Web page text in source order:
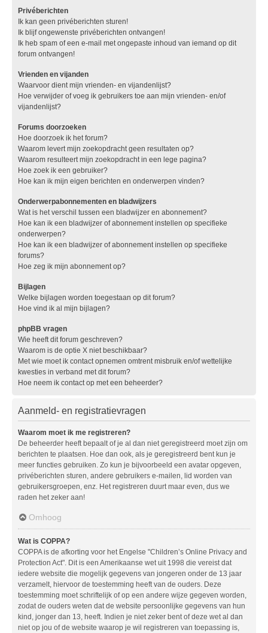
Privéberichten
Ik kan geen privéberichten sturen!
Ik blijf ongewenste privéberichten ontvangen!
Ik heb spam of een e-mail met ongepaste inhoud van iemand op dit
forum ontvangen!
Vrienden en vijanden
Waarvoor dient mijn vrienden- en vijandenlijst?
Hoe verwijder of voeg ik gebruikers toe aan mijn vrienden- en/of
vijandenlijst?
Forums doorzoeken
Hoe doorzoek ik het forum?
Waarom levert mijn zoekopdracht geen resultaten op?
Waarom resulteert mijn zoekopdracht in een lege pagina?
Hoe zoek ik een gebruiker?
Hoe kan ik mijn eigen berichten en onderwerpen vinden?
Onderwerpabonnementen en bladwijzers
Wat is het verschil tussen een bladwijzer en abonnement?
Hoe kan ik een bladwijzer of abonnement instellen op specifieke
onderwerpen?
Hoe kan ik een bladwijzer of abonnement instellen op specifieke
forums?
Hoe zeg ik mijn abonnement op?
Bijlagen
Welke bijlagen worden toegestaan op dit forum?
Hoe vind ik al mijn bijlagen?
phpBB vragen
Wie heeft dit forum geschreven?
Waarom is de optie X niet beschikbaar?
Met wie moet ik contact opnemen omtrent misbruik en/of wettelijke
kwesties in verband met dit forum?
Hoe neem ik contact op met een beheerder?
Aanmeld- en registratievragen
Waarom moet ik me registreren?
De beheerder heeft bepaalt of je al dan niet geregistreerd moet zijn om
berichten te plaatsen. Hoe dan ook, als je geregistreerd bent kun je
meer functies gebruiken. Zo kun je bijvoorbeeld een avatar opgeven,
privéberichten sturen, andere gebruikers e-mailen, lid worden van
gebruikersgroepen, enz. Het registreren duurt maar even, dus we
raden het zeker aan!
Omhoog
Wat is COPPA?
COPPA is de afkorting voor het Engelse "Children’s Online Privacy and
Protection Act". Dit is een Amerikaanse wet uit 1998 die vereist dat
iedere website die mogelijk gegevens van jongeren onder de 13 jaar
verzamelt, hiervoor de toestemming heeft van de ouders. Deze
toestemming moet schriftelijk of op een andere wijze gegeven worden,
zodat de ouders weten dat de website persoonlijke gegevens van hun
kind, jonger dan 13, heeft. Indien je niet zeker bent of deze wet al dan
niet op jou of de website waarop je wil registreren van toepassing is,